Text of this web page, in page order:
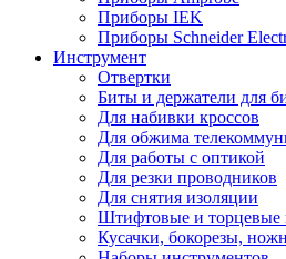
Приборы IEK
Приборы Schneider
Инструмент
Отвертки
Биты и держатели для
Для набивки кроссов
Для обжима
Для работы с оптикой
Для резки проводников
Для снятия изоляции
Штифтовые и торцевые
Кусачки, бокорезы,